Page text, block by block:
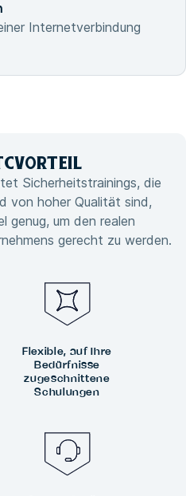
Internetverbindung
VORTEIL
Sicherheitstrainings, die
von hoher Qualität sind,
genug, um den realen
gerecht zu werden.
Flexible, auf Ihre
Bedürfnisse
zugeschnittene
Schulungen